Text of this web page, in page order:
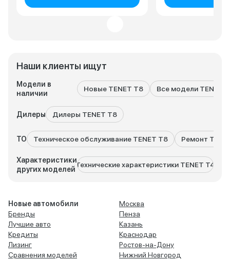
Наши клиенты ищут
Модели в
наличии
Новые TENET T8 Все модели TENET
Дилеры Дилеры TENET T8
ТО Техническое обслуживание TENET T8 Ремонт
Характеристики
других моделей
Технические характеристики TENET T4
Новые автомобили
Бренды
Лучшие авто
Кредиты
Лизинг
Сравнения моделей
Москва
Пенза
Казань
Краснодар
Ростов-на-Дону
Нижний Новгород